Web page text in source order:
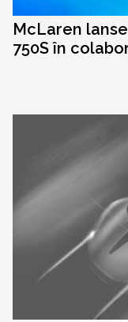
McLaren
750S în